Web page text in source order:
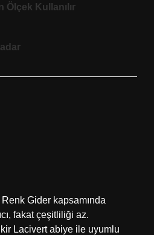
Ölçek Kullanılır
Gider kapsamında
fakat çeşitliliği az.
Lacivert abiye ile uyumlu